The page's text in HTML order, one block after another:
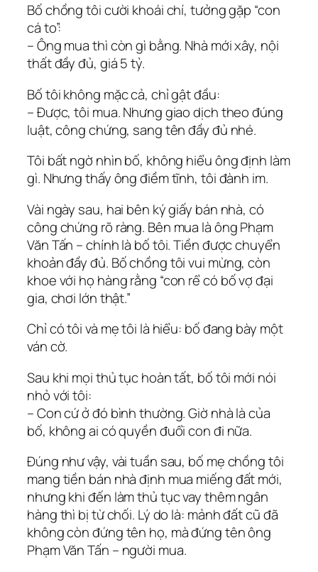
Bố chồng tôi cười khoái chí, tưởng gặp “con
cá to”:
– Ông mua thì còn gì bằng. Nhà mới xây, nội
thất đầy đủ, giá 5 tỷ.
Bố tôi không mặc cả, chỉ gật đầu:
– Được, tôi mua. Nhưng giao dịch theo đúng
luật, công chứng, sang tên đầy đủ nhé.
Tôi bất ngờ nhìn bố, không hiểu ông định làm
gì. Nhưng thấy ông điềm tĩnh, tôi đành im.
Vài ngày sau, hai bên ký giấy bán nhà, có
công chứng rõ ràng. Bên mua là ông Phạm
Văn Tấn – chính là bố tôi. Tiền được chuyển
khoản đầy đủ. Bố chồng tôi vui mừng, còn
khoe với họ hàng rằng “con rể có bố vợ đại
gia, chơi lớn thật.”
Chỉ có tôi và mẹ tôi là hiểu: bố đang bày một
ván cờ.
Sau khi mọi thủ tục hoàn tất, bố tôi mới nói
nhỏ với tôi:
– Con cứ ở đó bình thường. Giờ nhà là của
bố, không ai có quyền đuổi con đi nữa.
Đúng như vậy, vài tuần sau, bố mẹ chồng tôi
mang tiền bán nhà định mua miếng đất mới,
nhưng khi đến làm thủ tục vay thêm ngân
hàng thì bị từ chối. Lý do là: mảnh đất cũ đã
không còn đứng tên họ, mà đứng tên ông
Phạm Văn Tấn – người mua.